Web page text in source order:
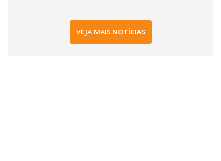
VEJA MAIS NOTÍCIAS